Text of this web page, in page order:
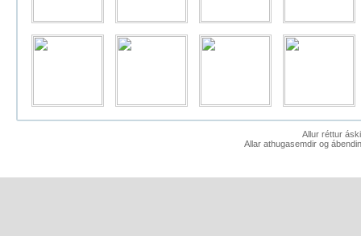
Allur réttur
Allar athugasemdir og